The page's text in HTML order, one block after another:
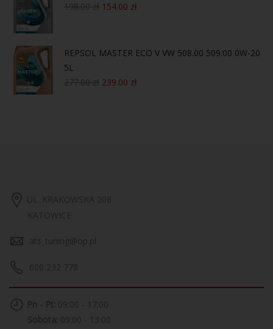
198.00zł 154.00 zł
REPSOL MASTER ECO V VW 508.00 509.00 0W-20
5L
277.00zł 239.00 zł